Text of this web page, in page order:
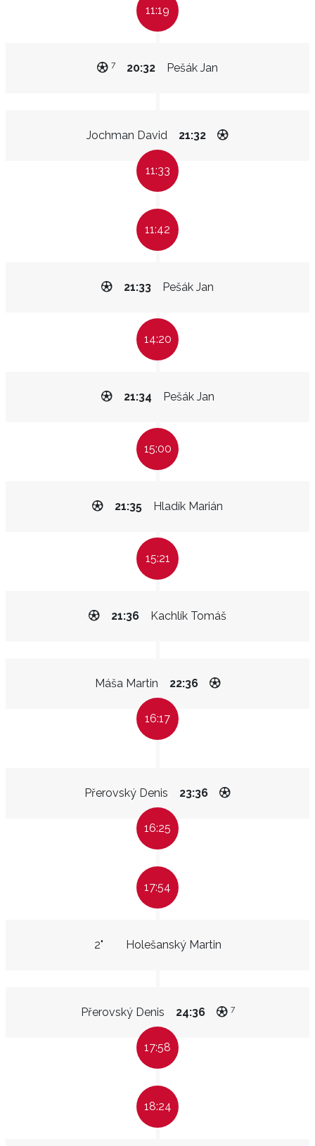
11:19
Pešák Jan
20:32
7
Jochman David 21:32
11:33
11:42
Pešák Jan
21:33
14:20
Pešák Jan
21:34
15:00
Hladík Marián
21:35
15:21
Kachlík Tomáš
21:36
Máša Martin 22:36
16:17
Přerovský Denis 23:36
16:25
17:54
Holešanský Martin
2"
Přerovský Denis 24:36 7
17:58
18:24